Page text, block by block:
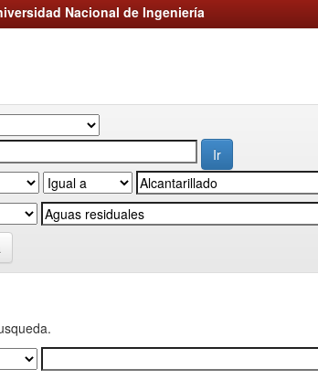
Nacional de Ingeniería